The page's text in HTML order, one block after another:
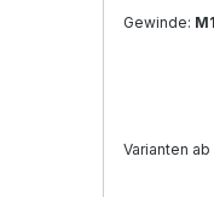
Gewinde:
Varianten ab